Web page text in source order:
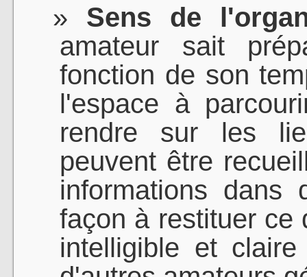
Sens de
amateur sait
fonction de son
l'espace à
rendre sur les
peuvent être
informations dans
façon à restituer ce
intelligible et